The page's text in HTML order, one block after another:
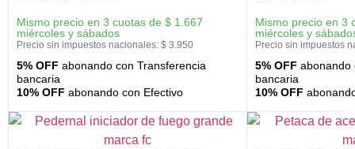
Mismo precio en 3 cuotas de $ 1.667
miércoles y sábados
Precio sin impuestos nacionales: $ 3.950
5% OFF abonando con Transferencia
bancaria
10% OFF abonando con Efectivo
Mismo precio en 3
miércoles y
Precio sin impuestos
5% OFF abonando
bancaria
10% OFF